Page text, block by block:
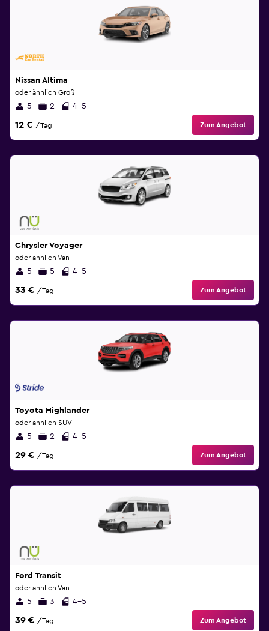
Nissan Altima
oder ähnlich Groß
5 2 4-5
12 € /Tag Zum Angebot
Chrysler Voyager
oder ähnlich Van
5 5 4-5
33 € /Tag Zum Angebot
Toyota Highlander
oder ähnlich SUV
5 2 4-5
29 € /Tag Zum Angebot
Ford Transit
oder ähnlich Van
5 3 4-5
39 € /Tag Zum Angebot